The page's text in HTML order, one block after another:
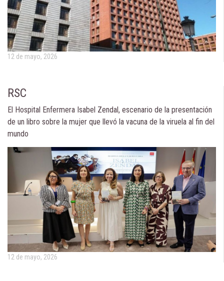
12 de mayo, 2026
RSC
El Hospital Enfermera Isabel Zendal, escenario de la presentación
de un libro sobre la mujer que llevó la vacuna de la viruela al fin del
mundo
12 de mayo, 2026